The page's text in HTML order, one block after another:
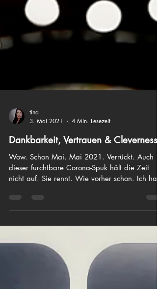
tina
3. Mai 2021
4 Min. Lesezeit
Dankbarkeit, Vertrauen & Cleverness.
Wow. Schon Mai. Mai 2021. Verrückt. Auch
nicht auf. Sie rennt. Wie vorher schon. Ich
mal...